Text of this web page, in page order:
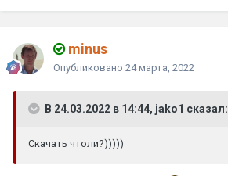
minus
Опубликовано 24 марта, 2022
В 24.03.2022 в 14:44, jako1 сказал:
Скачать чтоли?)))))